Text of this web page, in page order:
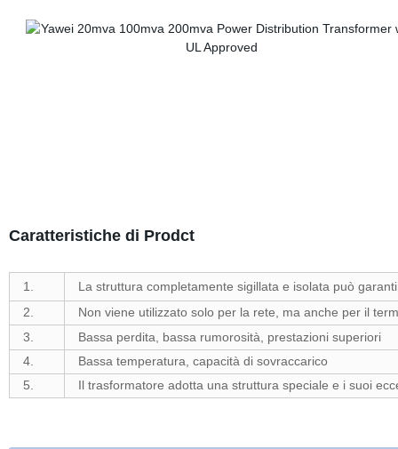
Caratteristiche di Prodct
1.
La struttura completamente sigillata e isolata può
2.
Non viene utilizzato solo per la rete, ma anche per il
3.
Bassa perdita, bassa rumorosità, prestazioni superiori
4.
Bassa temperatura, capacità di sovraccarico
5.
Il trasformatore adotta una struttura speciale e i suoi